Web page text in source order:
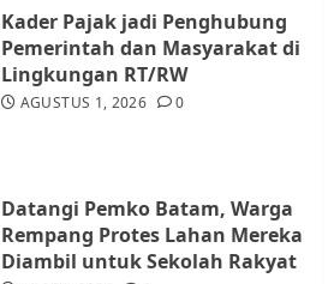
Kader Pajak jadi Penghubung
Pemerintah dan Masyarakat di
Lingkungan RT/RW
AGUSTUS 1, 2026 0
Datangi Pemko Batam, Warga
Rempang Protes Lahan Mereka
Diambil untuk Sekolah Rakyat